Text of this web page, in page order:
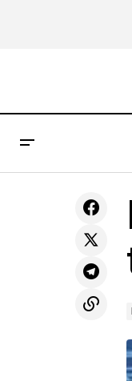
Juan Carlos Valda